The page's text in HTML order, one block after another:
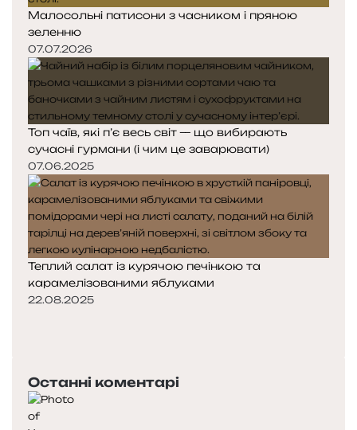
Малосольні патисони з часником і пряною
зеленню
07.07.2026
Топ чаїв, які п’є весь світ — що вибирають
сучасні гурмани (і чим це заварювати)
07.06.2025
Теплий салат із курячою печінкою та
карамелізованими яблуками
22.08.2025
Останні коментарі